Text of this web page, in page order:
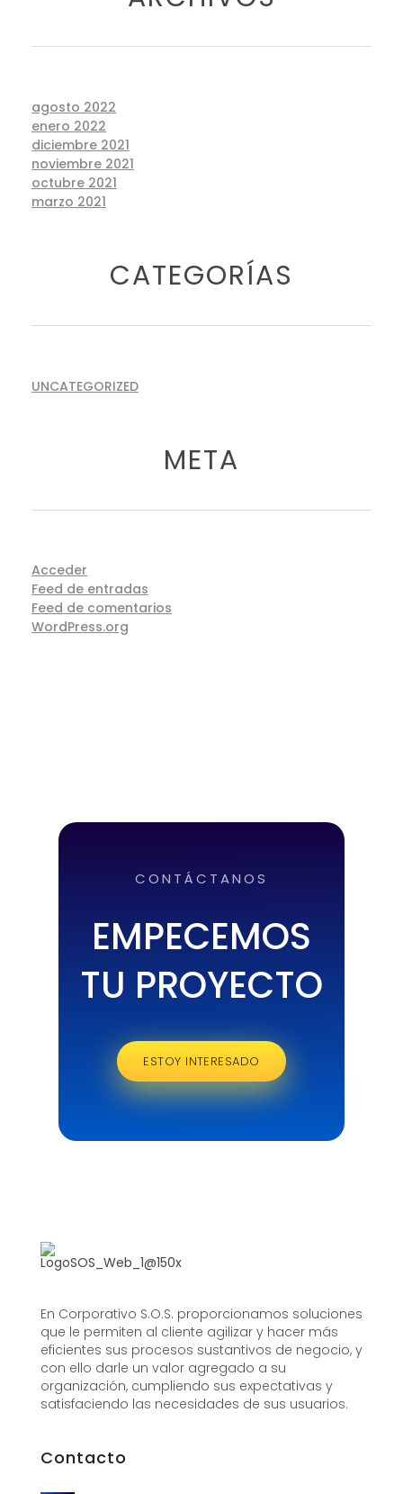
agosto 2022
enero 2022
diciembre 2021
noviembre 2021
octubre 2021
marzo 2021
CATEGORÍAS
UNCATEGORIZED
META
Acceder
Feed de entradas
Feed de comentarios
WordPress.org
CONTÁCTANOS
EMPECEMOS
TU PROYECTO
ESTOY INTERESADO
En Corporativo S.O.S. proporcionamos soluciones
que le permiten al cliente agilizar y hacer más
eficientes sus procesos sustantivos de negocio, y
con ello darle un valor agregado a su
organización, cumpliendo sus expectativas y
satisfaciendo las necesidades de sus usuarios.
Contacto